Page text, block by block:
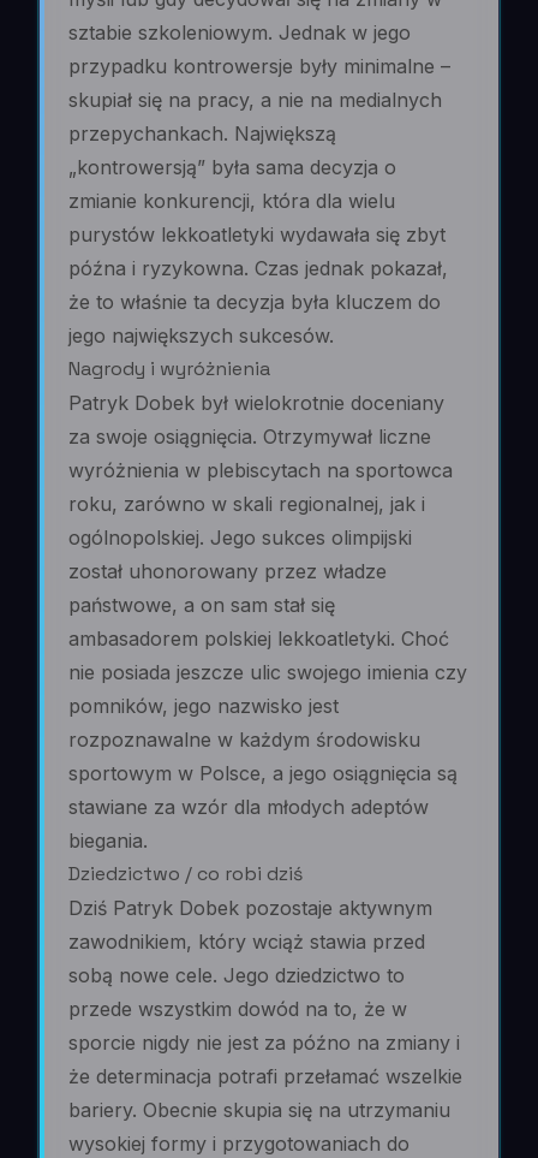
sztabie szkoleniowym. Jednak w jego
przypadku kontrowersje były minimalne –
skupiał się na pracy, a nie na medialnych
przepychankach. Największą
„kontrowersją” była sama decyzja o
zmianie konkurencji, która dla wielu
purystów lekkoatletyki wydawała się zbyt
późna i ryzykowna. Czas jednak pokazał,
że to właśnie ta decyzja była kluczem do
jego największych sukcesów.
Nagrody i wyróżnienia
Patryk Dobek był wielokrotnie doceniany
za swoje osiągnięcia. Otrzymywał liczne
wyróżnienia w plebiscytach na sportowca
roku, zarówno w skali regionalnej, jak i
ogólnopolskiej. Jego sukces olimpijski
został uhonorowany przez władze
państwowe, a on sam stał się
ambasadorem polskiej lekkoatletyki. Choć
nie posiada jeszcze ulic swojego imienia czy
pomników, jego nazwisko jest
rozpoznawalne w każdym środowisku
sportowym w Polsce, a jego osiągnięcia są
stawiane za wzór dla młodych adeptów
biegania.
Dziedzictwo / co robi dziś
Dziś Patryk Dobek pozostaje aktywnym
zawodnikiem, który wciąż stawia przed
sobą nowe cele. Jego dziedzictwo to
przede wszystkim dowód na to, że w
sporcie nigdy nie jest za późno na zmiany i
że determinacja potrafi przełamać wszelkie
bariery. Obecnie skupia się na utrzymaniu
wysokiej formy i przygotowaniach do